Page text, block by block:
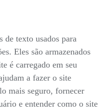
de texto usados para
Eles são armazenados
é carregado em seu
a fazer o site
mais seguro, fornecer
e entender como o site